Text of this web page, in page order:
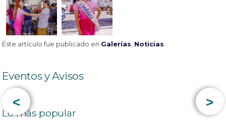
Éste artículo fue publicado en Galerías, Noticias. .
Eventos y Avisos
< >
Lo más popular